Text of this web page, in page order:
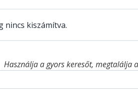
nincs kiszámítva.
Használja a gyors keresőt, megtalálja